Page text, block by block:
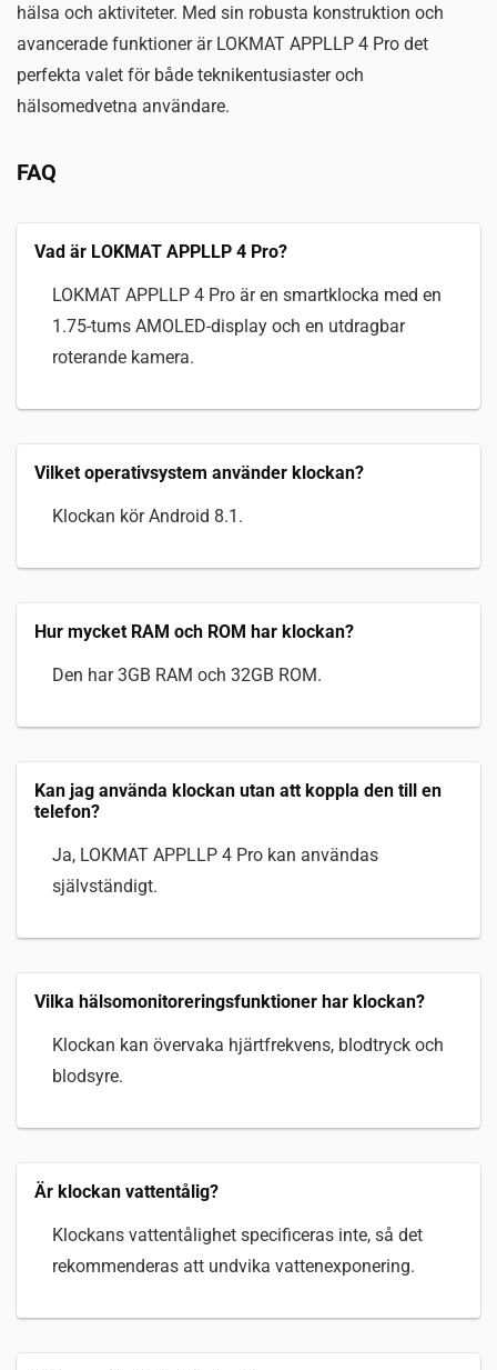
hälsa och aktiviteter. Med sin robusta konstruktion och
avancerade funktioner är LOKMAT APPLLP 4 Pro det
perfekta valet för både teknikentusiaster och
hälsomedvetna användare.
FAQ
Vad är LOKMAT APPLLP 4 Pro?
LOKMAT APPLLP 4 Pro är en smartklocka med en
1.75-tums AMOLED-display och en utdragbar
roterande kamera.
Vilket operativsystem använder klockan?
Klockan kör Android 8.1.
Hur mycket RAM och ROM har klockan?
Den har 3GB RAM och 32GB ROM.
Kan jag använda klockan utan att koppla den till en
telefon?
Ja, LOKMAT APPLLP 4 Pro kan användas
självständigt.
Vilka hälsomonitoreringsfunktioner har klockan?
Klockan kan övervaka hjärtfrekvens, blodtryck och
blodsyre.
Är klockan vattentålig?
Klockans vattentålighet specificeras inte, så det
rekommenderas att undvika vattenexponering.